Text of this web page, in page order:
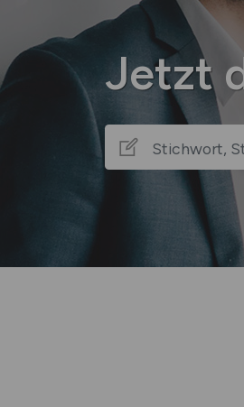
Jetzt